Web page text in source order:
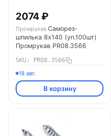
2074 ₽
Промрукав Саморез-
шпилька 8х140 (уп.100шт)
Промрукав PR08.3566
SKU: PR08.3566
18 авг.
В корзину